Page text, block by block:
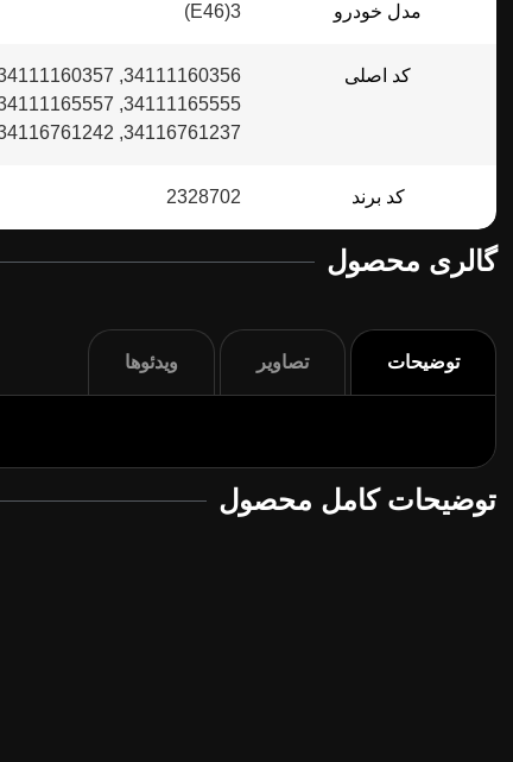
مدل خودرو 3(E46)
کد اصلی
34116761237, 34116761242, 34116761244, 34119068842, 34119070047
کد برند 2328702
گالری محصول
توضیحات تصاویر ویدئوها
توضیحات کامل محصول